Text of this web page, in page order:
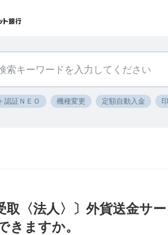
認証ＮＥＯ 機種変更 定額自動入金
取〈法人〉〕外貨送金
きますか。